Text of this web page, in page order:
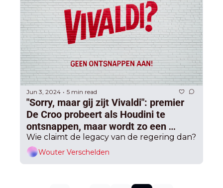
Jun 3, 2024 • 5 min read
"Sorry, maar gij zijt Vivaldi": premier
De Croo probeert als Houdini te
ontsnappen, maar wordt zo een
makkelijke prooi, terwijl de eigen
achterban gromt: "Een
wanhoopspoging"
Wie claimt de legacy van de regering dan?
Wouter Verschelden